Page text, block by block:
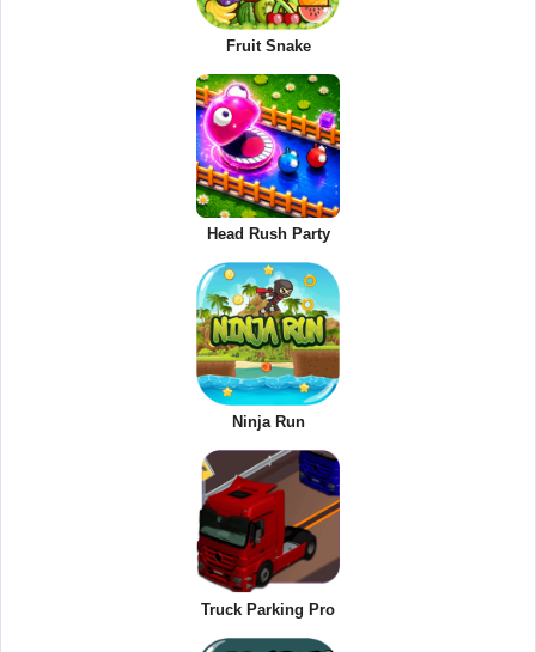
Fruit Snake
Head Rush Party
Ninja Run
Truck Parking Pro